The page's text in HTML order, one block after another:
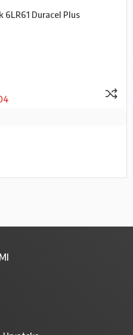
6LR61 Duracel Plus